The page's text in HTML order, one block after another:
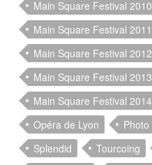
Main Square Festival 2010
Main Square Festival 2011
Main Square Festival 2012
Main Square Festival 2013
Main Square Festival 2014
Opéra de Lyon
Photo
Splendid
Tourcoing